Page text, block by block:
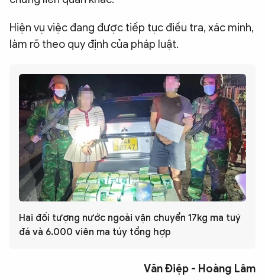
Hiện vụ việc đang được tiếp tục điều tra, xác minh,
làm rõ theo quy định của pháp luật.
Hai đối tượng nước ngoài vận chuyển 17kg ma tuý
đá và 6.000 viên ma túy tổng hợp
Văn Điệp - Hoàng Lâm